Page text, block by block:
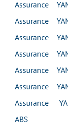
Assurance
Assurance
Assurance
Assurance
Assurance
Assurance
Assurance
ABS